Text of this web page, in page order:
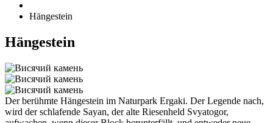
Hängestein
Hängestein
Der berühmte Hängestein im Naturpark Ergaki. Der Legende nach,
wird der schlafende Sayan, der alte Riesenheld Svyatogor,